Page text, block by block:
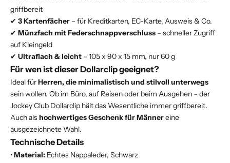
griffbereit
✔ 3 Kartenfächer – für Kreditkarten, EC-Karte, Ausweis & Co.
✔ Münzfach mit Federschnappverschluss – schneller Zugriff
auf Kleingeld
✔ Ultraflach & leicht – 105 x 90 x 15 mm, nur 60 g
Für wen ist dieser Dollarclip geeignet?
Ideal fürHerren, die minimalistisch und stilvoll unterwegs
sein wollen. Ob im Büro, auf Reisen oder beim Ausgehen – der
Jockey Club Dollarclip hält das Wesentliche immer griffbereit.
Auch alshochwertiges Geschenk für Männereine
ausgezeichnete Wahl.
Technische Details
•Material: Echtes Nappaleder, Schwarz